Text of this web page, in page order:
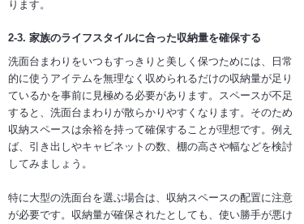
ります。
2-3. 家族のライフスタイルに合った収納量を確保する
洗面台まわりをいつもすっきりと美しく保つためには、日常
的に使うアイテムを無理なく収められるだけの収納量が足り
ているかを事前に見極める必要があります。スペースが不足
すると、洗面台まわりが散らかりやすくなります。そのため
収納スペースは余裕を持って確保することが理想です。例え
ば、引き出しやキャビネットの数、棚の高さや幅などを検討
してみましょう。
特に大型の洗面台を選ぶ場合は、収納スペースの配置に注意
が必要です。収納量が確保されたとしても、使い勝手が悪け